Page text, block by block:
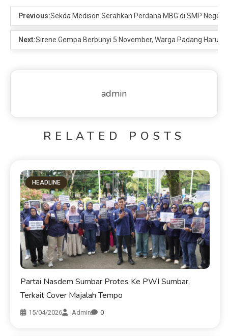
Previous:Sekda Medison Serahkan Perdana MBG di SMP Negeri
Next:Sirene Gempa Berbunyi 5 November, Warga Padang Harus
admin
RELATED POSTS
HEADLINE
Partai Nasdem Sumbar Protes Ke PWI Sumbar,
Terkait Cover Majalah Tempo
15/04/2026 Admin 0